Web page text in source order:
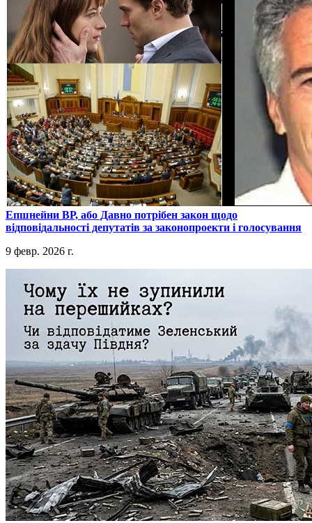
​Епшнейни ВР, або Давно потрібен закон щодо
відповідальності депутатів за законопроекти і голосування
9 февр. 2026 г.